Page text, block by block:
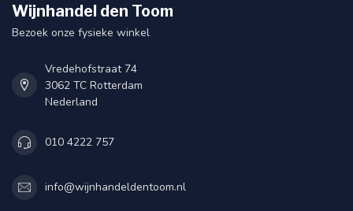
Wijnhandel den Toom
Bezoek onze fysieke winkel
Vredehofstraat 74
3062 TC Rotterdam
Nederland
010 4222 757
info@wijnhandeldentoom.nl